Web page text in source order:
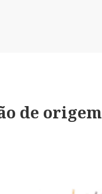
de origem